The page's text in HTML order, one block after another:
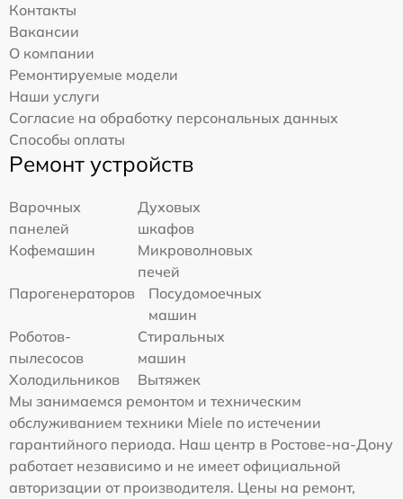
Контакты
Вакансии
О компании
Ремонтируемые модели
Наши услуги
Согласие на обработку персональных данных
Способы оплаты
Ремонт устройств
Варочных
панелей
Духовых
шкафов
Кофемашин
Микроволновых
печей
Парогенераторов
Посудомоечных
машин
Роботов-
пылесосов
Стиральных
машин
Холодильников
Вытяжек
Мы занимаемся ремонтом и техническим
обслуживанием техники Miele по истечении
гарантийного периода. Наш центр в Ростове-на-Дону
работает независимо и не имеет официальной
авторизации от производителя. Цены на ремонт,